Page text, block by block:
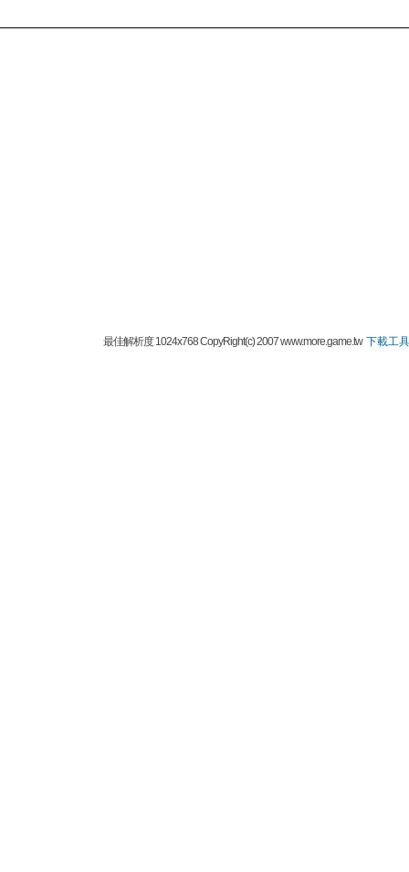
最佳解析度 1024x768 CopyRight(c) 2007 www.more.game.tw下載工